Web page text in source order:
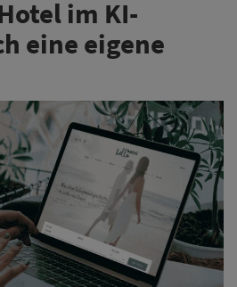
im KI-
eine eigene